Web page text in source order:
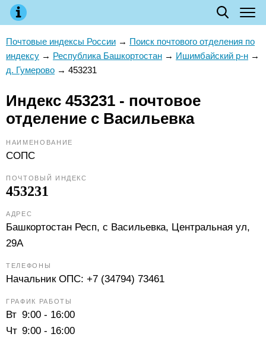
Почтовые индексы России → Поиск почтового отделения по
индексу → Республика Башкортостан → Ишимбайский р-н →
д. Гумерово → 453231
Индекс 453231 - почтовое
отделение с Васильевка
НАИМЕНОВАНИЕ
СОПС
ПОЧТОВЫЙ ИНДЕКС
453231
АДРЕС
Башкортостан Респ, с Васильевка, Центральная ул,
29А
ТЕЛЕФОНЫ
Начальник ОПС: +7 (34794) 73461
ГРАФИК РАБОТЫ
Вт 9:00 - 16:00
Чт 9:00 - 16:00